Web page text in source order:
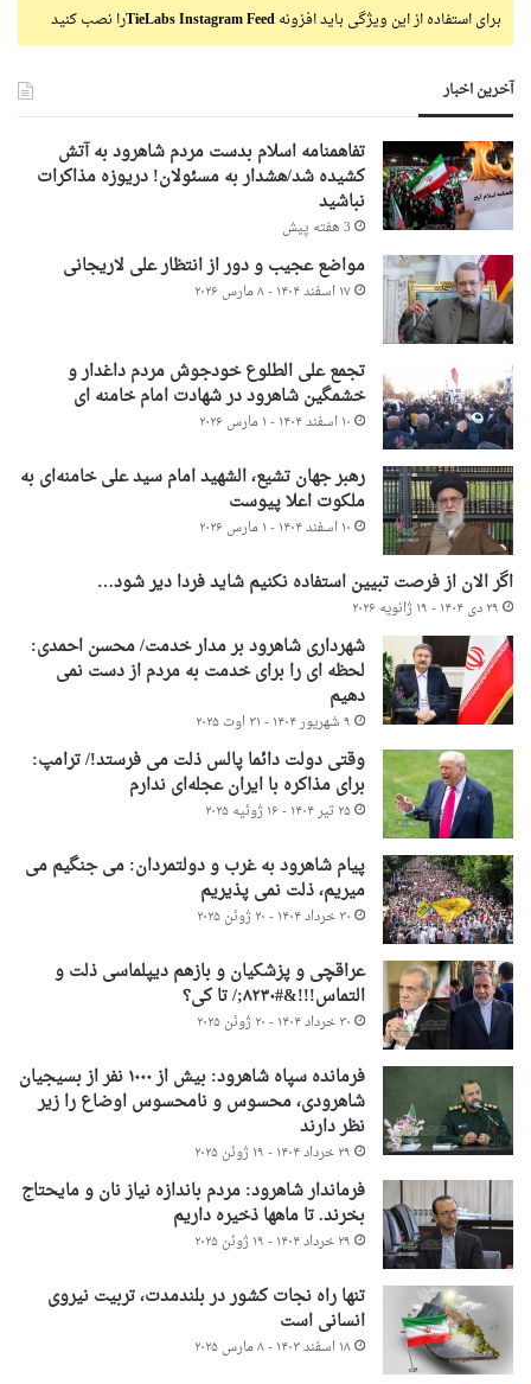
برای استفاده از این ویژگی باید افزونهTieLabs Instagram Feedرا نصب کنید
آخرین اخبار
تفاهمنامه اسلام بدست مردم شاهرود به آتش
کشیده شد/هشدار به مسئولان! دریوزه مذاکرات
نباشید
3 هفته پیش
مواضع عجیب و دور از انتظار علی لاریجانی
۱۷ اسفند ۱۴۰۴ - ۸ مارس ۲۰۲۶
تجمع علی الطلوع خودجوش مردم داغدار و
خشمگین شاهرود در شهادت امام خامنه ای
۱۰ اسفند ۱۴۰۴ - ۱ مارس ۲۰۲۶
رهبر جهان تشیع، الشهید امام سید علی خامنه‌ای به
ملکوت اعلا پیوست
۱۰ اسفند ۱۴۰۴ - ۱ مارس ۲۰۲۶
اگر الان از فرصت تبیین استفاده نکنیم شاید فردا دیر شود…
۲۹ دی ۱۴۰۴ - ۱۹ ژانویه ۲۰۲۶
شهرداری شاهرود بر مدار خدمت/ محسن احمدی:
لحظه ای را برای خدمت به مردم از دست نمی
دهیم
۹ شهریور ۱۴۰۴ - ۳۱ اوت ۲۰۲۵
وقتی دولت دائما پالس ذلت می فرستد!/ ترامپ:
برای مذاکره با ایران عجله‌ای ندارم
۲۵ تیر ۱۴۰۴ - ۱۶ ژوئیه ۲۰۲۵
پیام شاهرود به غرب و دولتمردان: می جنگیم می
میریم، ذلت نمی پذیریم
۳۰ خرداد ۱۴۰۴ - ۲۰ ژوئن ۲۰۲۵
عراقچی و پزشکیان و بازهم دیپلماسی ذلت و
التماس!!!&#۸۲۳۰;/ تا کی؟
۳۰ خرداد ۱۴۰۴ - ۲۰ ژوئن ۲۰۲۵
فرمانده سپاه شاهرود: بیش از ۱۰۰۰ نفر از بسیجیان
شاهرودی، محسوس و نامحسوس اوضاع را زیر
نظر دارند
۲۹ خرداد ۱۴۰۴ - ۱۹ ژوئن ۲۰۲۵
فرماندار شاهرود: مردم باندازه نیاز نان و مایحتاج
بخرند. تا ماهها ذخیره داریم
۲۹ خرداد ۱۴۰۴ - ۱۹ ژوئن ۲۰۲۵
تنها راه نجات کشور در بلندمدت، تربیت نیروی
انسانی است
۱۸ اسفند ۱۴۰۳ - ۸ مارس ۲۰۲۵